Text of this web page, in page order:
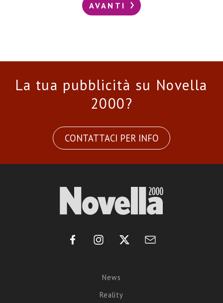
AVANTI
La tua pubblicità su Novella
2000?
CONTATTACI PER INFO
News
Reality